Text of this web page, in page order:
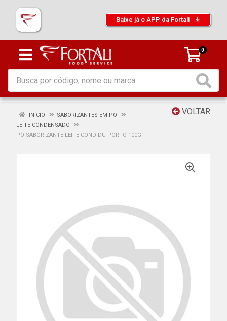
Baixe já o APP da Fortali
0
VOLTAR
INÍCIO
SABORIZANTES EM PO
LEITE CONDENSADO
PO SABORIZANTE LEITE COND DU PORTO 100G